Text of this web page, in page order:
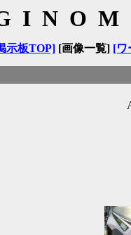
示板TOP][画像一覧] [ワ